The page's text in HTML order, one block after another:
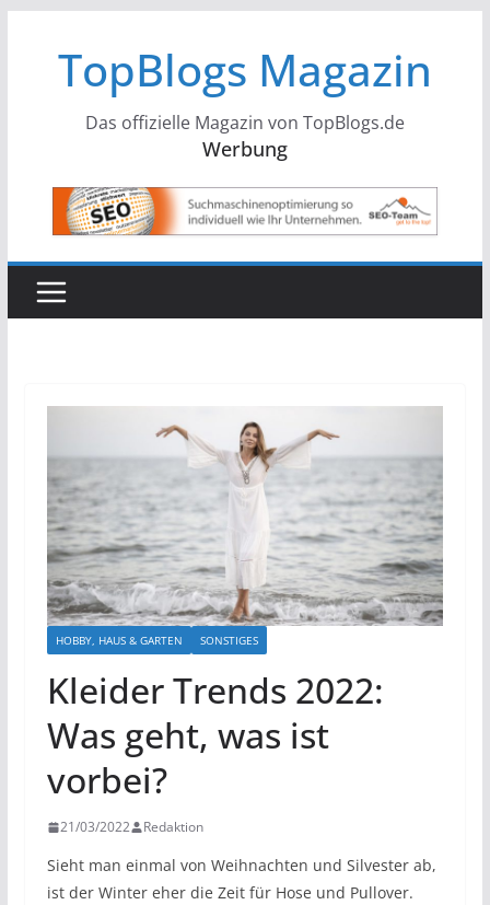
springenTopBlogs Magazin
Das offizielle Magazin von TopBlogs.de
Werbung
HOBBY, HAUS & GARTEN SONSTIGES
Kleider Trends 2022:
Was geht, was ist
vorbei?
21/03/2022 Redaktion
Sieht man einmal von Weihnachten und Silvester ab,
ist der Winter eher die Zeit für Hose und Pullover.